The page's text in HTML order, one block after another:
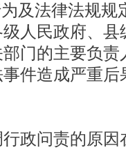
及法律法规
人民政府、
门的主要负
件造成严重
政问责的原